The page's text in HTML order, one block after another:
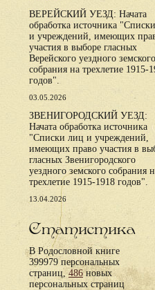
ВЕРЕЙСКИЙ УЕЗД: Начата
обработка источника
и учреждений, имеющих
участия в выборе гласных
Верейского уездного земского
собрания на трехлетие 1915-
годов".
03.05.2026
ЗВЕНИГОРОДСКИЙ УЕЗД:
Начата обработка источника
"Списки лиц и учреждений,
имеющих право участия в
гласных Звенигородского
уездного земского собрания
трехлетие 1915-1918 годов".
13.04.2026
Статистика
В Родословной книге
399979 персональных
страниц,486новых
персональных страниц